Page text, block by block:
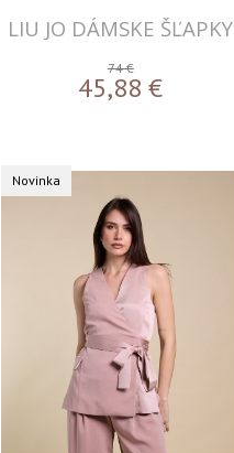
LIU JO DÁMSKE ŠĽAPKY
74 €
45,88 €
Novinka